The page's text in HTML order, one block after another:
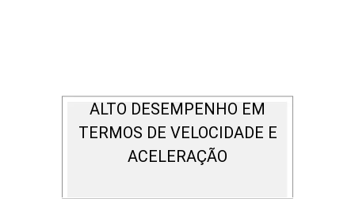
ALTO DESEMPENHO EM
TERMOS DE VELOCIDADE E
ACELERAÇÃO